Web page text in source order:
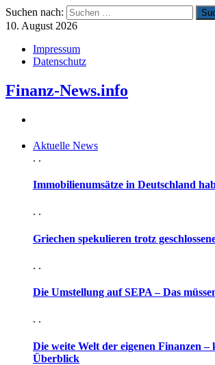
Suchen nach:
10. August 2026
Impressum
Datenschutz
Finanz-News.info
Aktuelle News
. .
Immobilienumsätze in Deutschland
. .
Griechen spekulieren trotz
. .
Die Umstellung auf SEPA – Das
. .
Die weite Welt der eigenen Finanzen
Überblick